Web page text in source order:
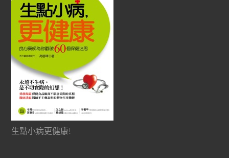
生點小病更健康!